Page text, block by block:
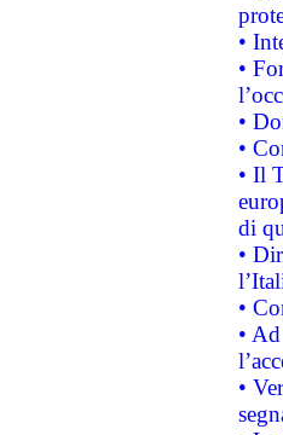
•
•
•
•
• Il
di
•
•
•
•